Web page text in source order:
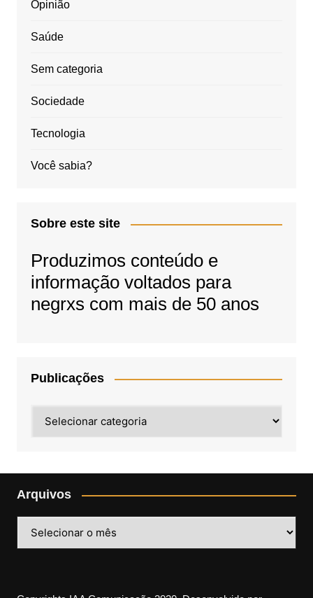
Opinião
Saúde
Sem categoria
Sociedade
Tecnologia
Você sabia?
Sobre este site
Produzimos conteúdo e
informação voltados para
negrxs com mais de 50 anos
Publicações
Arquivos